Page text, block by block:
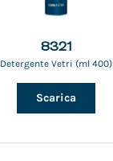
8321
Detergente Vetri (ml 400)
Scarica